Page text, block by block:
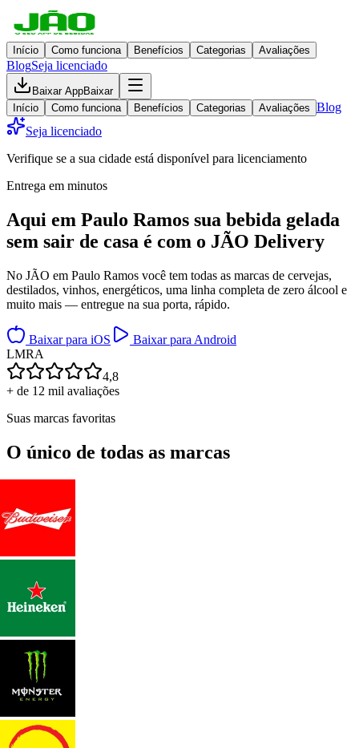
Início Como funciona Benefícios Categorias Avaliações
BlogSeja licenciado
Baixar AppBaixar
Início
Como funciona Benefícios Categorias Avaliações Blog
Seja licenciado
Verifique se a sua cidade está disponível para licenciamento
Entrega em minutos
Aqui em Paulo Ramos sua bebida gelada
sem sair de casa é com o JÃO Delivery
No JÃO em Paulo Ramos você tem todas as marcas de cervejas,
destilados, vinhos, energéticos, uma linha completa de zero álcool e
muito mais — entregue na sua porta, rápido.
Baixar para iOS
Baixar para Android
LMRA
4,8
+ de 12 mil avaliações
Suas marcas favoritas
O único de todas as marcas